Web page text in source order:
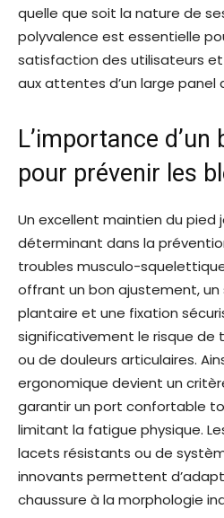
quelle que soit la nature de
polyvalence est essentielle
satisfaction des utilisateurs
aux attentes d’un large panel
L’importance
pour prévenir les
Un excellent maintien du pied
déterminant dans la
troubles musculo-
offrant un bon ajustement,
plantaire et une fixation
significativement le risque de
ou de douleurs articulaires.
ergonomique devient un
garantir un port confortable
limitant la fatigue physique.
lacets résistants ou de
innovants permettent
chaussure à la morphologie